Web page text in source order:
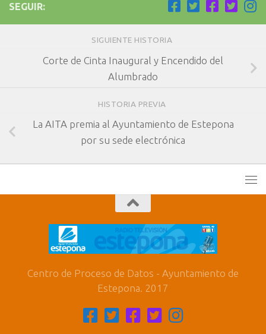
SEGUIR:
SIGUIENTE HISTORIA
Corte de Cinta Inaugural y Encendido del
Alumbrado
HISTORIA PREVIA
La AITA premia al Ayuntamiento de Estepona
por su sede electrónica
Centro de Proceso de Datos - Ayuntamiento de
Estepona. 2017